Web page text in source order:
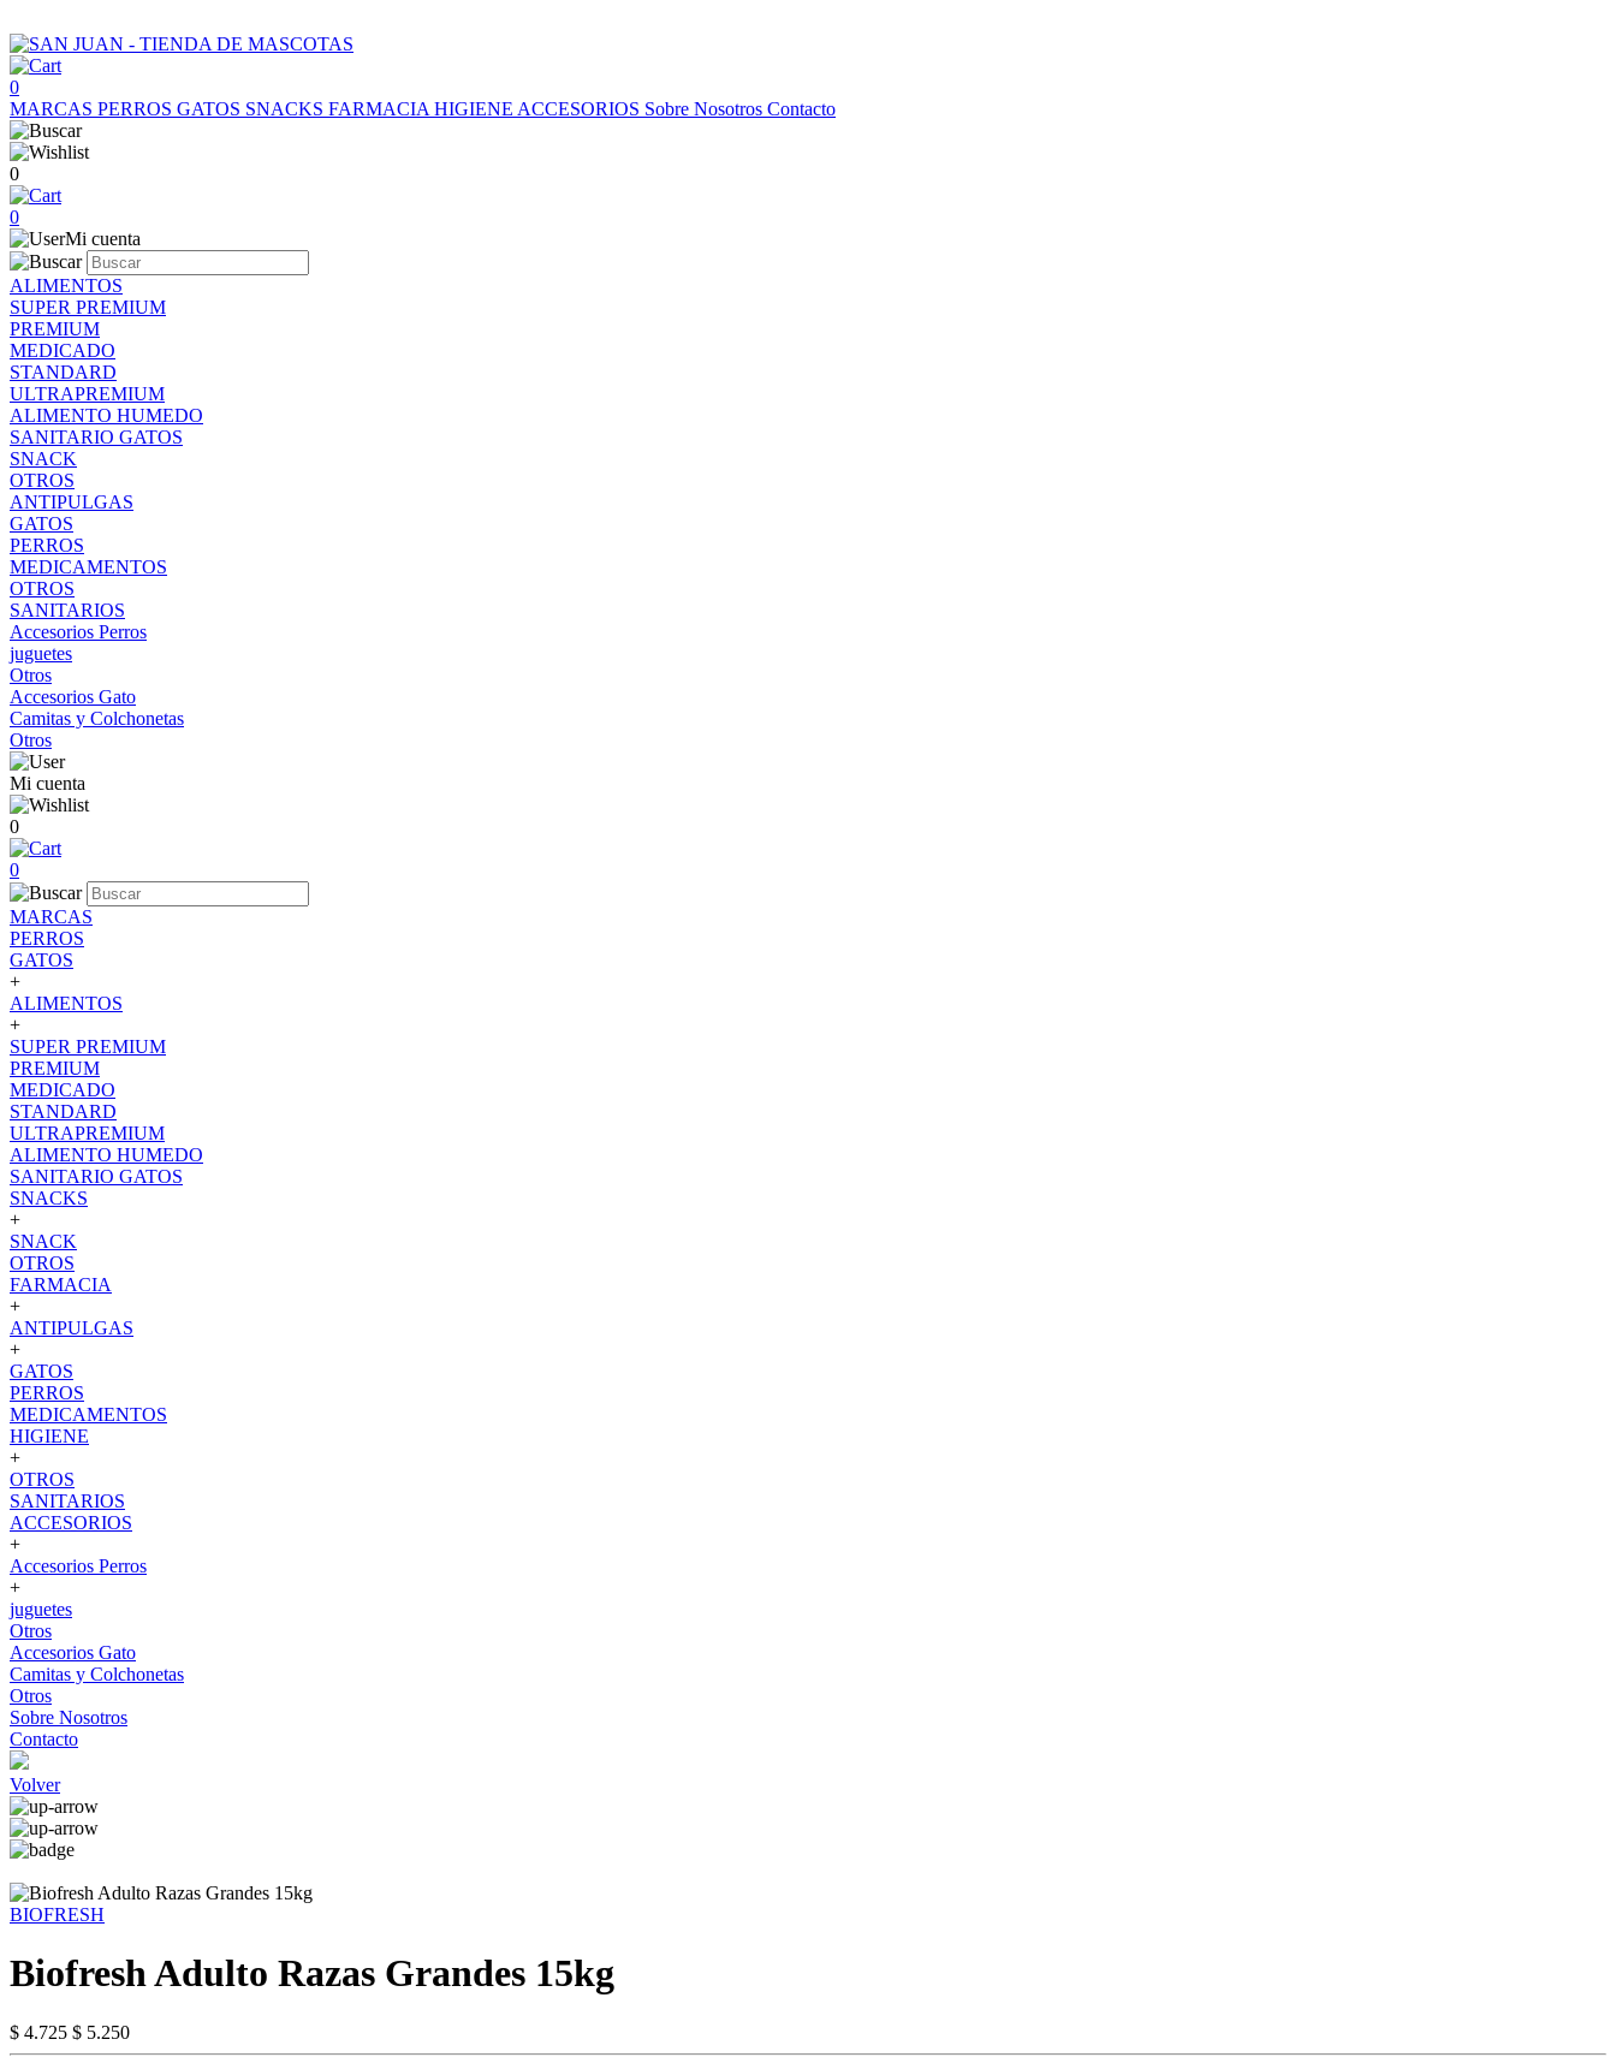
0
MARCAS PERROS GATOS SNACKS FARMACIA HIGIENE ACCESORIOS Sobre Nosotros Contacto
0
0
Mi cuenta
ALIMENTOS
SUPER PREMIUM
PREMIUM
MEDICADO
STANDARD
ULTRAPREMIUM
ALIMENTO HUMEDO
SANITARIO GATOS
SNACK
OTROS
ANTIPULGAS
GATOS
PERROS
MEDICAMENTOS
OTROS
SANITARIOS
Accesorios Perros
juguetes
Otros
Accesorios Gato
Camitas y Colchonetas
Otros
Mi cuenta
0
0
MARCAS
PERROS
GATOS
+
ALIMENTOS
+
SUPER PREMIUM
PREMIUM
MEDICADO
STANDARD
ULTRAPREMIUM
ALIMENTO HUMEDO
SANITARIO GATOS
SNACKS
+
SNACK
OTROS
FARMACIA
+
ANTIPULGAS
+
GATOS
PERROS
MEDICAMENTOS
HIGIENE
+
OTROS
SANITARIOS
ACCESORIOS
+
Accesorios Perros
+
juguetes
Otros
Accesorios Gato
Camitas y Colchonetas
Otros
Sobre Nosotros
Contacto
Volver
BIOFRESH
Biofresh Adulto Razas Grandes 15kg
$ 4.725 $ 5.250